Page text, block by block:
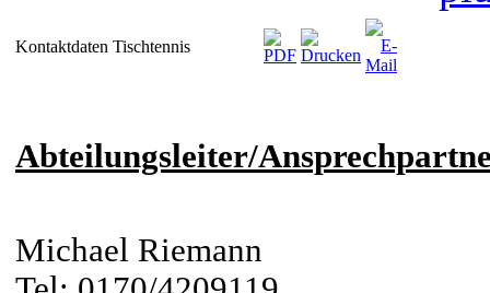
Kontaktdaten Tischtennis
Abteilungsleiter/
Michael Riemann